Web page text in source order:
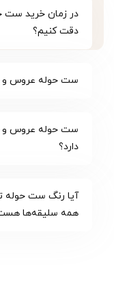
در زمان خرید ست
دقت کنیم؟
ست حوله عروس و
ست حوله عروس و
دارد؟
آیا رنگ ست حوله
همه سلیقه‌ها